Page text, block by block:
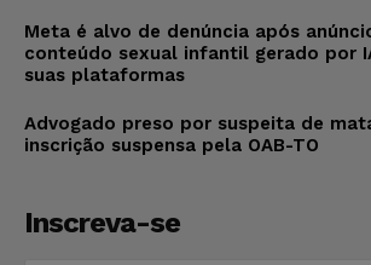
Meta é alvo de denúncia após
conteúdo sexual infantil gerado por
suas plataformas
Advogado preso por suspeita de
inscrição suspensa pela OAB-TO
Inscreva-se